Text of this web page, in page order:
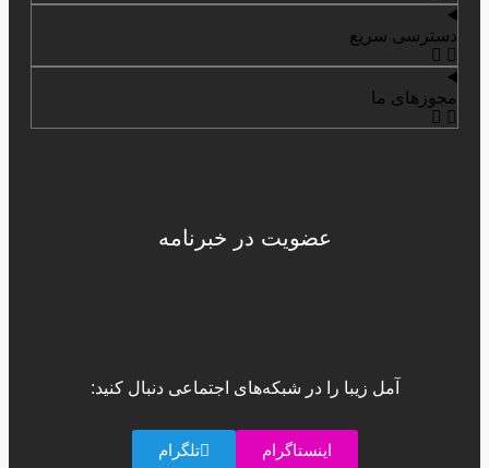
دسترسی سریع
مجوزهای ما
عضویت در خبرنامه
آمل زیبا را در شبکه‌های اجتماعی دنبال کنید:
اینستاگرام تلگرام